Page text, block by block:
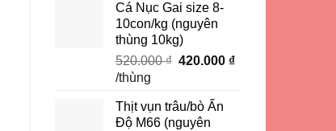
825.000 ₫.
Cá Nục Gai size 8-
10con/kg (nguyên
thùng 10kg)
520.000₫ Giá
520.000 ₫.
420.000 ₫Giá
/thùng
Thịt vụn trâu/bò Ấn
Độ M66 (nguyên